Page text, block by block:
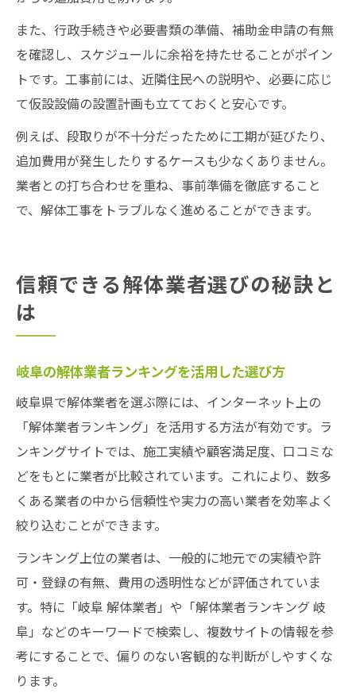
また、行政手続きや必要書類の準備、補助金申請の有無
を確認し、スケジュールに余裕を持たせることがポイン
トです。工事前には、近隣住民への説明や、必要に応じ
て仮設設備の設置計画も立てておくと安心です。
例えば、段取りが不十分だったために工期が延びたり、
追加費用が発生したりするケースも少なくありません。
業者との打ち合わせを重ね、事前準備を徹底すること
で、解体工事をトラブルなく進めることができます。
信頼できる解体業者選びの秘訣と
は
岐阜の解体業者ランキングを活用した選び方
岐阜県で解体業者を選ぶ際には、インターネット上の
「解体業者ランキング」を活用する方法が有効です。ラ
ンキングサイトでは、施工実績や顧客満足度、口コミな
どをもとに業者が比較されています。これにより、数多
くある業者の中から信頼性や実力の高い業者を効率よく
絞り込むことができます。
ランキング上位の業者は、一般的に地元での実績や許
可・登録の有無、費用の透明性などが評価されていま
す。特に「岐阜 解体業者」や「解体業者ランキング 岐
阜」などのキーワードで検索し、複数サイトの情報を参
考にすることで、偏りのない客観的な判断がしやすくな
ります。